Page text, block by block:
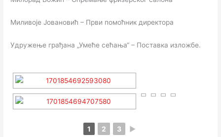
Миливоје Јовановић – Први помоћник директора
Удружење грађана „Умеће сећања“ – Поставка изложбе.
1 2 3 ►